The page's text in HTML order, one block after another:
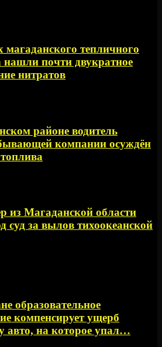
магаданского тепличного
нашли почти двукратное
нитратов
районе водитель
компании осуждён
из Магаданской области
суд за вылов тихоокеанской
образовательное
компенсирует ущерб
авто, на которое упал…